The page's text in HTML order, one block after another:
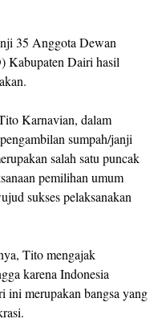
35 Anggota Dewan
Kabupaten Dairi hasil
Karnavian, dalam
sumpah/janji
salah satu puncak
pemilihan umum
sukses pelaksanakan
Tito mengajak
karena Indonesia
ini merupakan bangsa yang